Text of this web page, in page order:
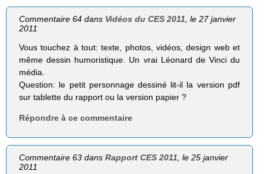
Commentaire 64 dans Vidéos du CES 2011 , le 27 janvier
2011
Vous touchez à tout: texte, photos, vidéos, design web et
même dessin humoristique. Un vrai Léonard de Vinci du
média.
Question: le petit personnage dessiné lit-il la version pdf
sur tablette du rapport ou la version papier ?
Répondre à ce commentaire
Commentaire 63 dansRapport CES 2011 , le 25 janvier
2011